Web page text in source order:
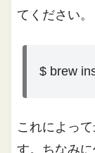
てください。
$ brew
これによっ
す。ちなみ